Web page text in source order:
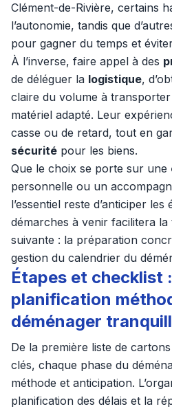
Clément-de-Rivière, certains
l’autonomie, tandis que
pour gagner du temps et
À l’inverse, faire appel à des
de déléguer la logistique,
claire du volume à
matériel adapté. Leur
casse ou de retard, tout en
sécurité pour les biens.
Que le choix se porte sur une
personnelle ou un
l’essentiel reste d’anticiper
démarches à venir facilitera
suivante : la préparation
gestion du calendrier du
Étapes et checklist
planification
déménager
De la première liste de cartons
clés, chaque phase du
méthode et anticipation.
planification des délais et la